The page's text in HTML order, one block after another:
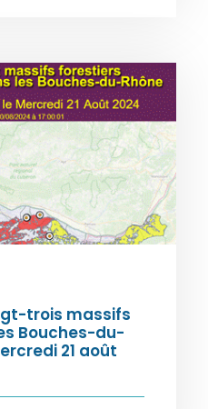
trois massifs
Bouches-du-
21 août